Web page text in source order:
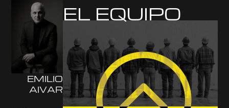
EMILIO
AIVAR
EL EQUIPO